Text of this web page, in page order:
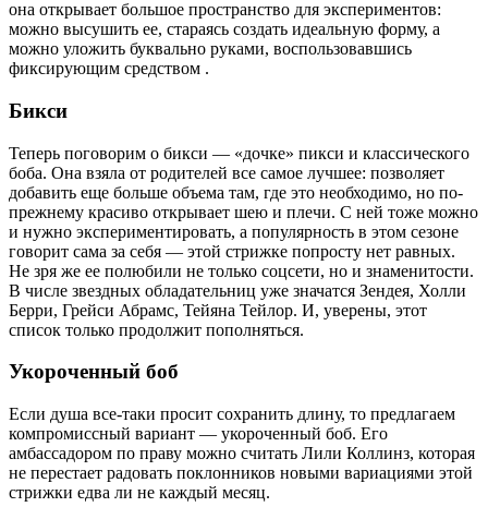
она открывает большое пространство для экспериментов:
можно высушить ее, стараясь создать идеальную форму, а
можно уложить буквально руками, воспользовавшись
фиксирующим средством .
Бикси
Теперь поговорим о бикси — «дочке» пикси и классического
боба. Она взяла от родителей все самое лучшее: позволяет
добавить еще больше объема там, где это необходимо, но по-
прежнему красиво открывает шею и плечи. С ней тоже можно
и нужно экспериментировать, а популярность в этом сезоне
говорит сама за себя — этой стрижке попросту нет равных.
Не зря же ее полюбили не только соцсети, но и знаменитости.
В числе звездных обладательниц уже значатся Зендея, Холли
Берри, Грейси Абрамс, Тейяна Тейлор. И, уверены, этот
список только продолжит пополняться.
Укороченный боб
Если душа все-таки просит сохранить длину, то предлагаем
компромиссный вариант — укороченный боб. Его
амбассадором по праву можно считать Лили Коллинз, которая
не перестает радовать поклонников новыми вариациями этой
стрижки едва ли не каждый месяц.